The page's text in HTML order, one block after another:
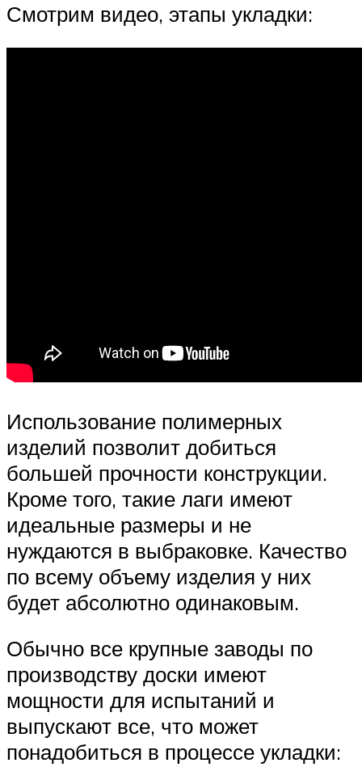
Смотрим видео, этапы укладки:
Использование полимерных
изделий позволит добиться
большей прочности конструкции.
Кроме того, такие лаги имеют
идеальные размеры и не
нуждаются в выбраковке. Качество
по всему объему изделия у них
будет абсолютно одинаковым.
Обычно все крупные заводы по
производству доски имеют
мощности для испытаний и
выпускают все, что может
понадобиться в процессе укладки: